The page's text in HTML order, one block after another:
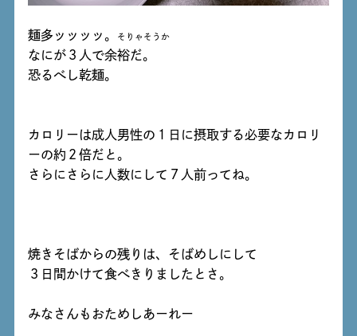
麺多ッッッッ。 そりゃそうか
なにが３人で余裕だ。
恐るべし乾麺。
カロリーは成人男性の１日に摂取する必要なカロリ
ーの約２倍だと。
さらにさらに人数にして７人前ってね。
焼きそばからの残りは、そばめしにして
３日間かけて食べきりましたとさ。
みなさんもおためしあーれー